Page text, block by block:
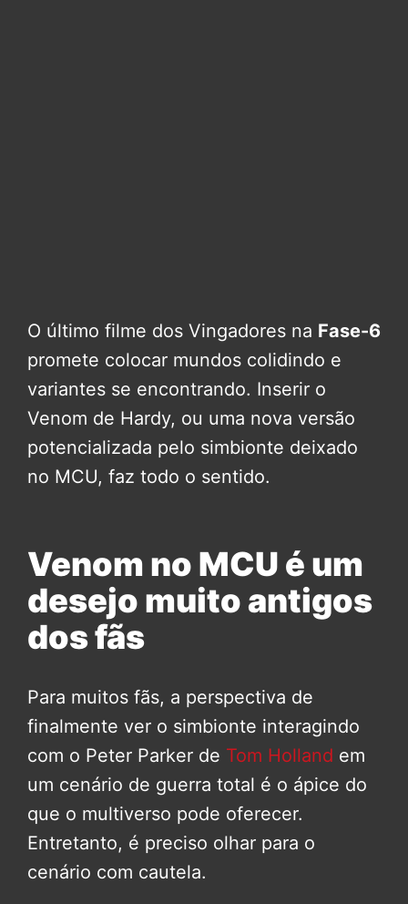
O último filme dos Vingadores na Fase-6
promete colocar mundos colidindo e
variantes se encontrando. Inserir o
Venom de Hardy, ou uma nova versão
potencializada pelo simbionte deixado
no MCU, faz todo o sentido.
Venom no MCU é um
desejo muito antigos
dos fãs
Para muitos fãs, a perspectiva de
finalmente ver o simbionte interagindo
com o Peter Parker de Tom Holland em
um cenário de guerra total é o ápice do
que o multiverso pode oferecer.
Entretanto, é preciso olhar para o
cenário com cautela.